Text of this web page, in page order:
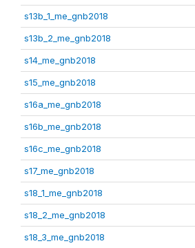
s13b_1_me_gnb2018
s13b_2_me_gnb2018
s14_me_gnb2018
s15_me_gnb2018
s16a_me_gnb2018
s16b_me_gnb2018
s16c_me_gnb2018
s17_me_gnb2018
s18_1_me_gnb2018
s18_2_me_gnb2018
s18_3_me_gnb2018